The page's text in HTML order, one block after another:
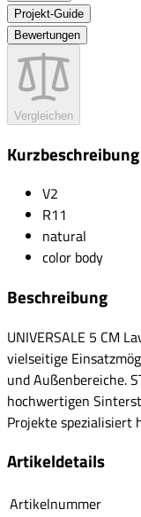
Projekt-Guide
Bewertungen
Vergleichen
Kurzbeschreibung
V2
R11
natural
color body
Beschreibung
UNIVERSALE 5 CM
vielseitige
und Außenbereiche.
hochwertigen
Projekte spezialisiert
Artikeldetails
Artikelnummer